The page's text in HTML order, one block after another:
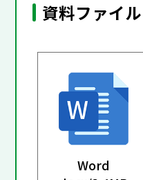
資料ファイル
Word